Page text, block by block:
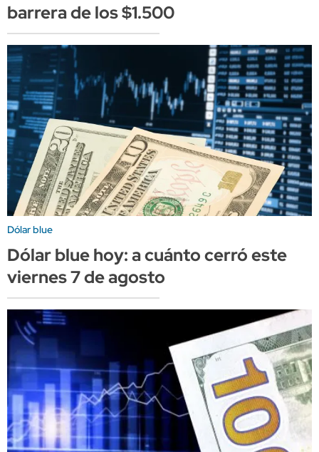
barrera de los $1.500
Dólar blue
Dólar blue hoy: a cuánto cerró este
viernes 7 de agosto